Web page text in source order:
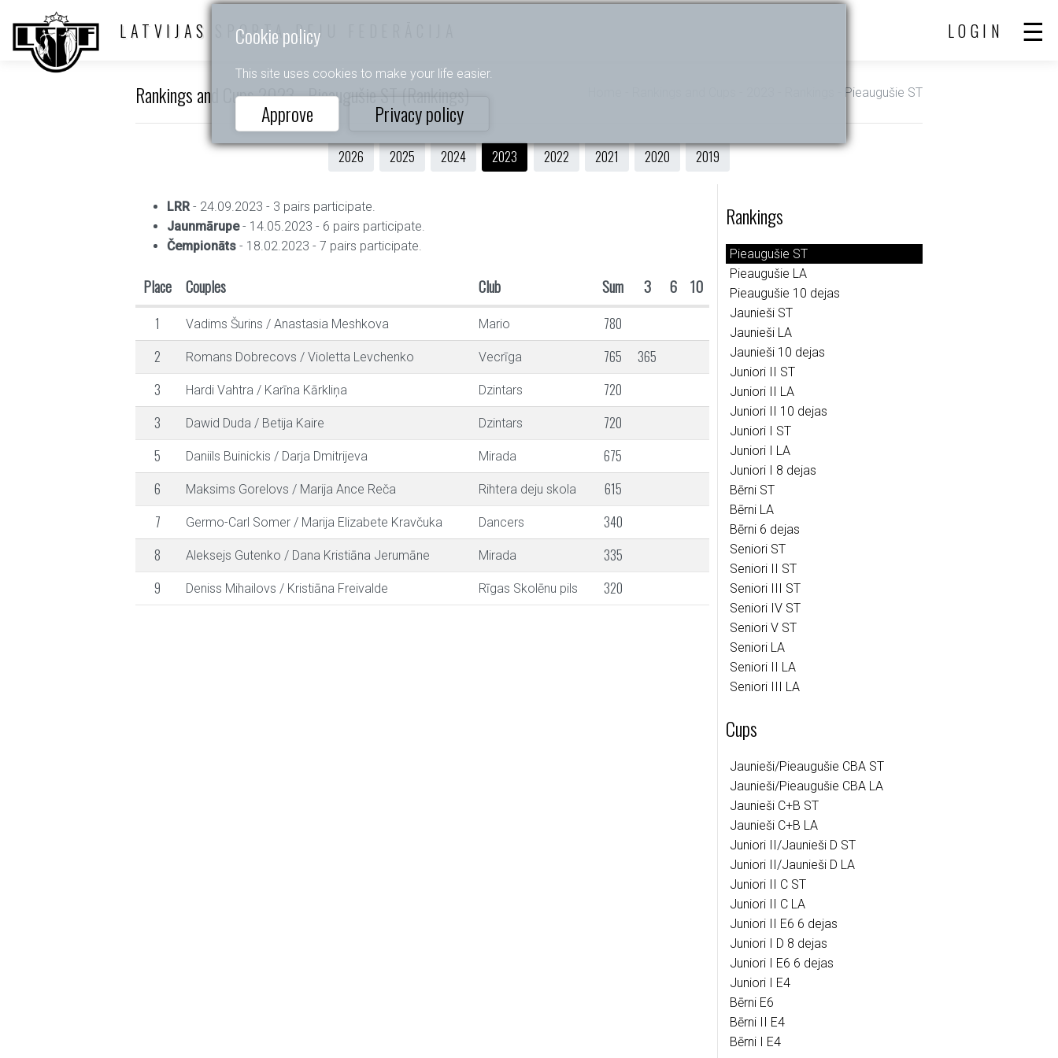
Cookie policy
This site uses cookies to make your life easier.
Approve Privacy policy
LATVIJAS SPORTA DEJU FEDERĀCIJA LOGIN
Rankings and Cups 2023 - Pieaugušie ST (Rankings) - Rankings and Cups - 2023 - Rankings - Pieaugušie ST
2026 2025 2024 2023 2022 2021 2020 2019
LRR - 24.09.2023 - 3 pairs participate.
Jaunmārupe- 14.05.2023 - 6 pairs participate.
Čempionāts - 18.02.2023 - 7 pairs participate.
Place Couples Club Sum 3 6 10
1 Vadims Šurins / Anastasia Meshkova Mario
780
2
Romans Dobrecovs / Violetta Levchenko Vecrīga 765
365
3
Hardi Vahtra / Karīna Kārkliņa Dzintars
720
3
Dawid Duda / Betija Kaire Dzintars
720
5
Daniils Buinickis / Darja Dmitrijeva Mirada
675
6
Maksims Gorelovs / Marija Ance Reča Rihtera deju skola
615
7
Germo-Carl Somer / Marija Elizabete Kravčuka Dancers
340
8
Aleksejs Gutenko / Dana Kristiāna Jerumāne Mirada
335
9
Deniss Mihailovs / Kristiāna Freivalde Rīgas Skolēnu pils 320
Rankings
Pieaugušie ST
Pieaugušie LA
Pieaugušie 10 dejas
Jaunieši ST
Jaunieši LA
Jaunieši 10 dejas
Juniori II ST
Juniori II LA
Juniori II 10 dejas
Juniori I ST
Juniori I LA
Juniori I 8 dejas
Bērni ST
Bērni LA
Bērni 6 dejas
Seniori ST
Seniori II ST
Seniori III ST
Seniori IV ST
Seniori V ST
Seniori LA
Seniori II LA
Seniori III LA
Cups
Jaunieši/Pieaugušie CBA ST
Jaunieši/Pieaugušie CBA LA
Jaunieši C+B ST
Jaunieši C+B LA
Juniori II/Jaunieši D ST
Juniori II/Jaunieši D LA
Juniori II C ST
Juniori II C LA
Juniori II E6 6 dejas
Juniori I D 8 dejas
Juniori I E6 6 dejas
Juniori I E4
Bērni E6
Bērni II E4
Bērni I E4